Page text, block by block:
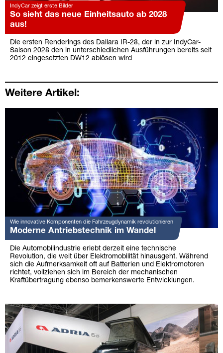
IndyCar zeigt erste Bilder
So sieht das neue Einheitsauto ab 2028
aus!
Die ersten Renderings des Dallara IR-28, der in zur IndyCar-
Saison 2028 den in unterschiedlichen Ausführungen bereits seit
2012 eingesetzten DW12 ablösen wird
Weitere Artikel:
Wie innovative Komponenten die Fahrzeugdynamik revolutionieren
Moderne Antriebstechnik im Wandel
Die Automobilindustrie erlebt derzeit eine technische
Revolution, die weit über Elektromobilität hinausgeht. Während
sich die Aufmerksamkeit oft auf Batterien und Elektromotoren
richtet, vollziehen sich im Bereich der mechanischen
Kraftübertragung ebenso bemerkenswerte Entwicklungen.